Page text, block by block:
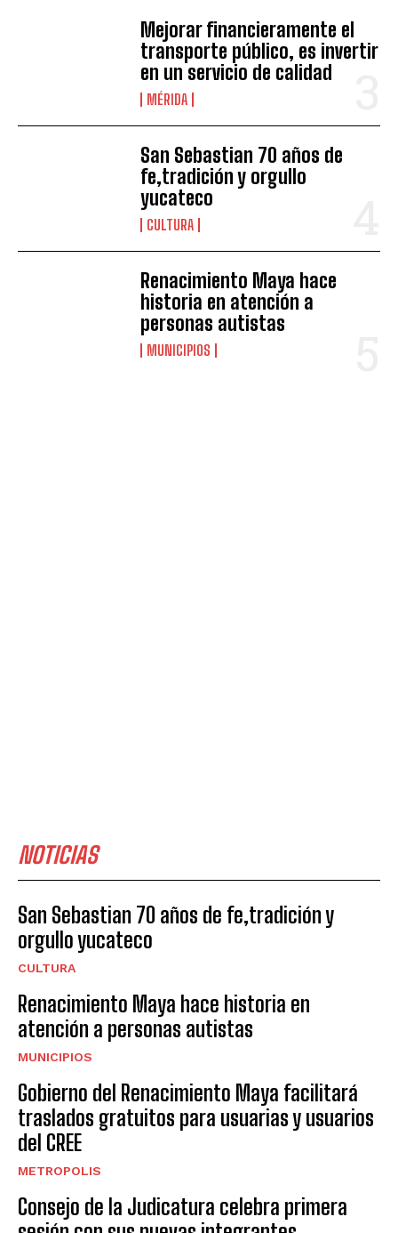
Mejorar financieramente el
transporte público, es invertir
en un servicio de calidad
MÉRIDA
San Sebastian 70 años de
fe,tradición y orgullo
yucateco
CULTURA
Renacimiento Maya hace
historia en atención a
personas autistas
MUNICIPIOS
NOTICIAS
San Sebastian 70 años de fe,tradición y
orgullo yucateco
CULTURA
Renacimiento Maya hace historia en
atención a personas autistas
MUNICIPIOS
Gobierno del Renacimiento Maya facilitará
traslados gratuitos para usuarias y usuarios
del CREE
METROPOLIS
Consejo de la Judicatura celebra primera